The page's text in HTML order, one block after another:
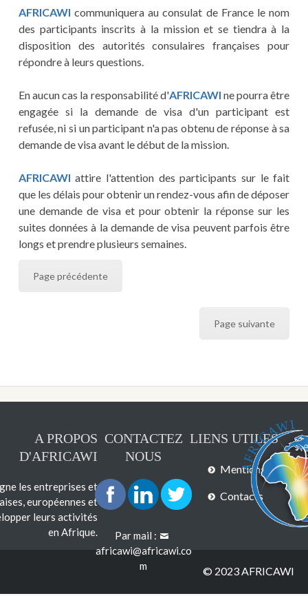
AFRICAWIcommuniquera au consulat de France le nom
des participants inscrits à la mission et se tiendra à la
disposition des autorités consulaires françaises pour
répondre à leurs questions.
En aucun cas la responsabilité d'AFRICAWI ne pourra être
engagée si la demande de visa d'un participant est
refusée, ni si un participant n'a pas obtenu de réponse à sa
demande de visa avant le début de la mission.
AFRICAWIattire l'attention des participants sur le fait
que les délais pour obtenir un rendez-vous afin de déposer
une demande de visa et pour obtenir la réponse sur les
suites données à la demande de visa peuvent parfois être
longs et prendre plusieurs semaines.
Page précédente
Page suivante
A PROPOS
D'AFRICAWI
les entreprises et
européennes et
leurs activités
en Afrique.
CONTACTEZ
NOUS
Par mail :
africawi@africawi.co
m
LIENS UTILES
Mentions légales
Contacts
© 2023 AFRICAWI